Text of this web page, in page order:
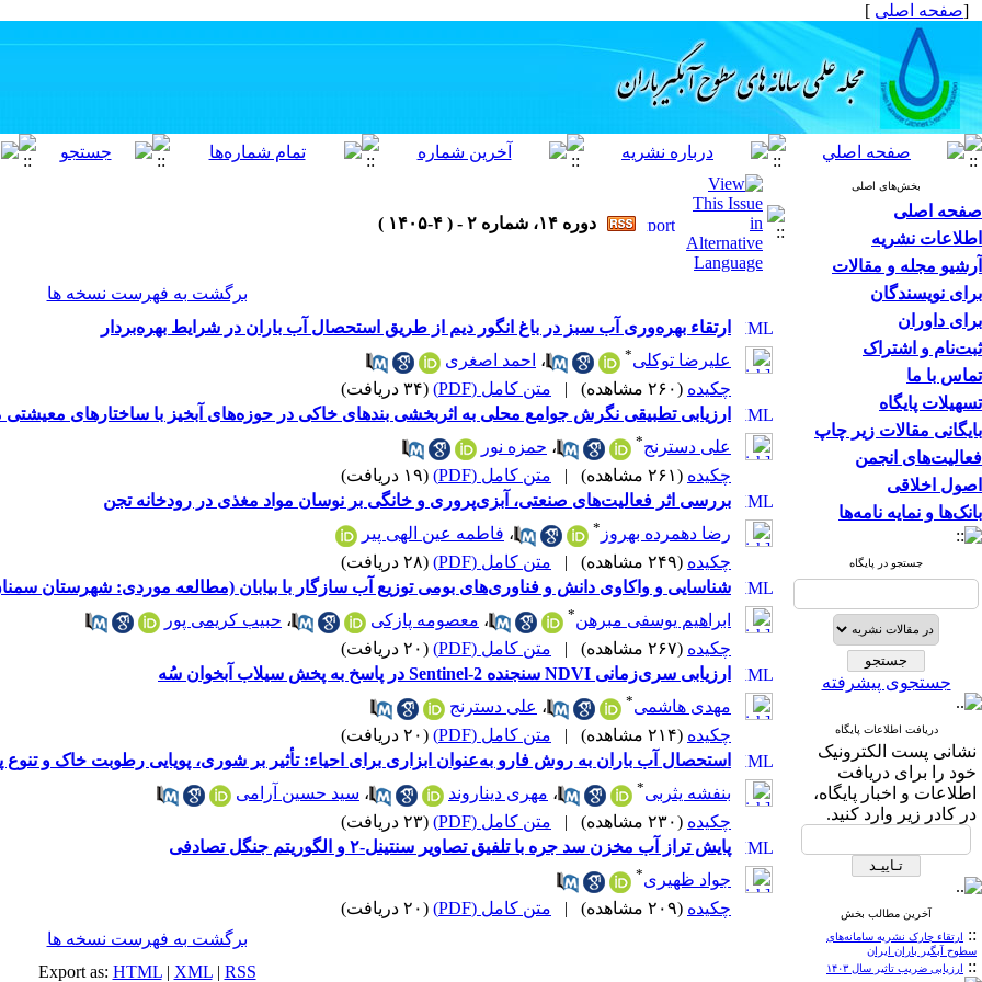
[صفحه اصلی ]
بخش‌های اصلی
صفحه اصلی
اطلاعات نشریه
آرشیو مجله و مقالات
برای نویسندگان
برای داوران
ثبت‌نام و اشتراک
تماس با ما
تسهیلات پایگاه
بایگانی مقالات زیر چاپ
فعالیت‌های انجمن
اصول اخلاقی
بانک‌ها و نمایه نامه‌ها
جستجو در پایگاه
جستجوی پیشرفته
دریافت اطلاعات پایگاه
نشانی پست الکترونیک
خود را برای دریافت
اطلاعات و اخبار پایگاه،
در کادر زیر وارد کنید.
آخرین مطالب بخش
:: ارتقاء چارک نشریه سامانه‌های
سطوح آبگیر باران ایران
:: ارزیابی ضریب تاثیر سال ۱۴۰۳
دوره ۱۴، شماره ۲ - ( ۴-۱۴۰۵ )
برگشت به فهرست نسخه ها
ارتقاء بهره‌وری آب سبز در باغ انگور دیم از طریق استحصال آب باران در شرایط بهره‌بردار
علیرضا توکلی* ، احمد اصغری
چکیده (۲۶۰ مشاهده) | متن کامل (PDF)
(۳۴ دریافت)
ارزیابی تطبیقی نگرش جوامع محلی به اثربخشی بندهای خاکی در حوزه‌های آبخیز با ساختارهای معیشتی
علی دسترنج* ، حمزه نور
چکیده (۲۶۱ مشاهده) | متن کامل (PDF)
(۱۹ دریافت)
بررسی اثر فعالیت‌های صنعتی، آبزی‌پروری و خانگی بر نوسان مواد مغذی در رودخانه تجن
رضا دهمرده بهروز * ، فاطمه عین الهی پیر
چکیده (۲۴۹ مشاهده) | متن کامل (PDF)
(۲۸ دریافت)
شناسایی و واکاوی دانش و فناوری‌های بومی توزیع آب سازگار با بیابان (مطالعه موردی: شهرستان
ابراهیم یوسفی مبرهن* ، معصومه پازکی ، حبیب کریمی پور
چکیده (۲۶۷ مشاهده) | متن کامل (PDF)
(۲۰ دریافت)
ارزیابی سری‌زمانی NDVI سنجنده Sentinel-2 در پاسخ به پخش سیلاب آبخوان سُه
مهدی هاشمی* ، علی دسترنج
چکیده (۲۱۴ مشاهده) | متن کامل (PDF)
(۲۰ دریافت)
استحصال آب باران به روش فارو به‌عنوان ابزاری برای احیاء: تأثیر بر شوری، پویایی رطوبت خاک و
بنفشه یثربی* ، مهری دیناروند ، سید حسین آرامی
چکیده (۲۳۰ مشاهده) | متن کامل (PDF)
(۲۳ دریافت)
پایش تراز آب مخزن سد جره با تلفیق تصاویر سنتینل-۲ و الگوریتم جنگل تصادفی
جواد ظهیری*
چکیده (۲۰۹ مشاهده) | متن کامل (PDF)
(۲۰ دریافت)
برگشت به فهرست نسخه ها
Export as: HTML| XML| RSS